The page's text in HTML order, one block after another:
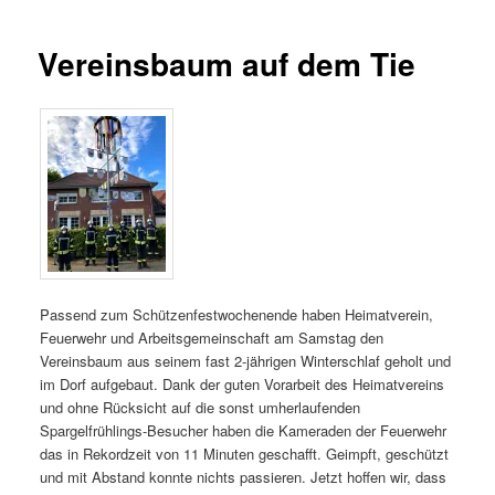
Vereinsbaum auf dem Tie
Passend zum Schützenfestwochenende haben Heimatverein,
Feuerwehr und Arbeitsgemeinschaft am Samstag den
Vereinsbaum aus seinem fast 2-jährigen Winterschlaf geholt und
im Dorf aufgebaut. Dank der guten Vorarbeit des Heimatvereins
und ohne Rücksicht auf die sonst umherlaufenden
Spargelfrühlings-Besucher haben die Kameraden der Feuerwehr
das in Rekordzeit von 11 Minuten geschafft. Geimpft, geschützt
und mit Abstand konnte nichts passieren. Jetzt hoffen wir, dass